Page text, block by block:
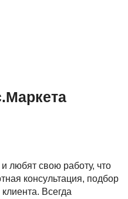
любят свою работу, что
консультация, подбор
Всегда